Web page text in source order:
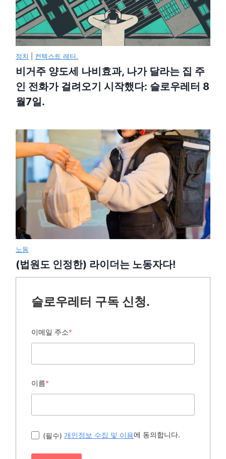
정치 컨텍스트 레터.
비거주 양도세 나비효과, 나가 달라는 집 주
인 전화가 걸려오기 시작했다: 슬로우레터 8
월7일.
노동
(법원도 인정한) 라이더는 노동자다!
슬로우레터 구독 신청.
이메일 주소*
이름*
(필수) 개인정보 수집 및 이용에 동의합니다.